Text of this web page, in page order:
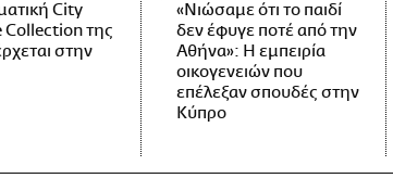
City
Collection της
στην
«Νιώσαμε ότι το παιδί
δεν έφυγε ποτέ από την
Αθήνα»: Η εμπειρία
οικογενειών που
επέλεξαν σπουδές στην
Κύπρο